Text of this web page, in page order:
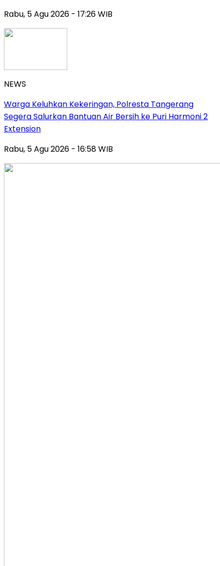
Rabu, 5 Agu 2026 - 17:26 WIB
NEWS
Warga Keluhkan Kekeringan, Polresta Tangerang
Segera Salurkan Bantuan Air Bersih ke Puri Harmoni 2
Extension
Rabu, 5 Agu 2026 - 16:58 WIB